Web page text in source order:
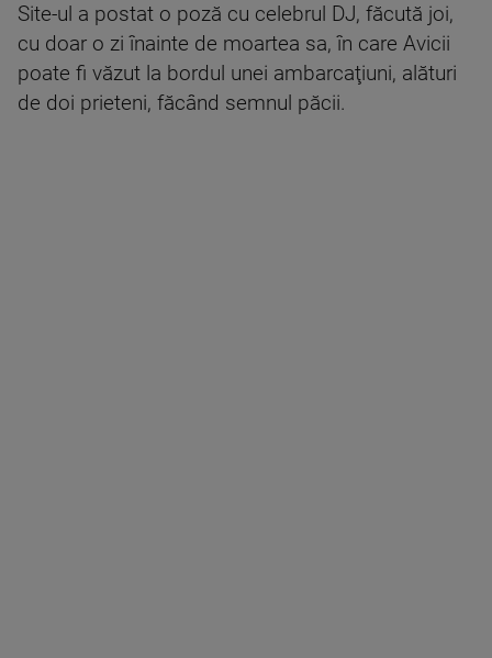
Site-ul a postat o poză cu celebrul DJ, făcută joi,
cu doar o zi înainte de moartea sa, în care Avicii
poate fi văzut la bordul unei ambarcaţiuni, alături
de doi prieteni, făcând semnul păcii.